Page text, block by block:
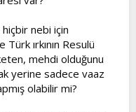
nebi için
Türk ırkının Resulü
mehdi olduğunu
yerine sadece vaaz
olabilir mi?